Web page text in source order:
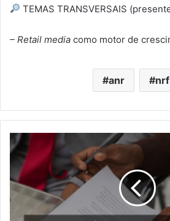
TEMAS TRANSVERSAIS
– Retail media como motor de
anr nrf
Folga
aos
domingos
para
empregados:
decisão
reforça